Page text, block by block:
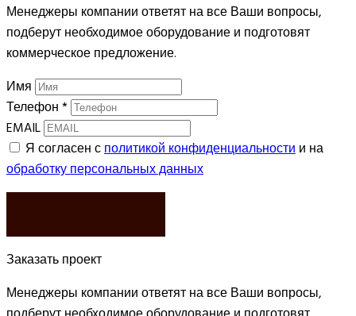
Менеджеры компании ответят на все Ваши вопросы,
подберут необходимое оборудование и подготовят
коммерческое предложение.
Имя
Телефон*
EMAIL
Я согласен сполитикой конфиденциальностии на
обработку персональных данных
Заказать проект
Менеджеры компании ответят на все Ваши вопросы,